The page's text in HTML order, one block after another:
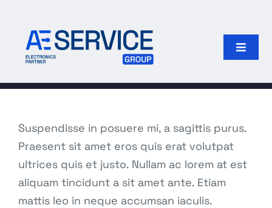
contenu
Toggle
Accueil
Fabricants
Notre groupe
Suspendisse in posuere mi, a sagittis purus.
Praesent sit amet eros quis erat volutpat
ultrices quis et justo. Nullam ac lorem at est
aliquam tincidunt a sit amet ante. Etiam
mattis leo in neque accumsan iaculis.